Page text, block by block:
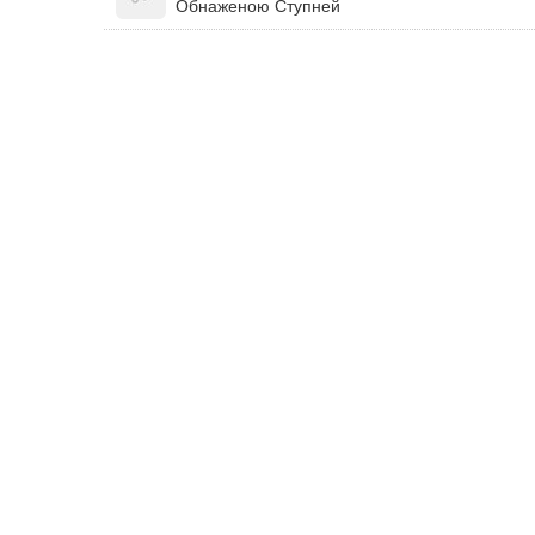
Обнаженою Ступней